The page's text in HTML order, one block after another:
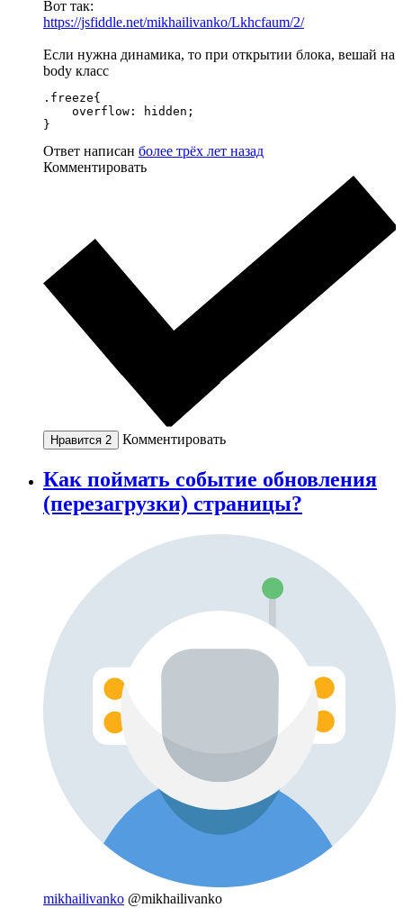
Вот так:
https://jsfiddle.net/mikhailivanko/Lkhcfaum/2/
Если нужна динамика, то при открытии блока, вешай на
body класс
.freeze{
    overflow: hidden;
}
Ответ написан более трёх лет назад
Комментировать
Нравится 2 Комментировать
Как поймать событие обновления
(перезагрузки) страницы?
mikhailivanko @mikhailivanko